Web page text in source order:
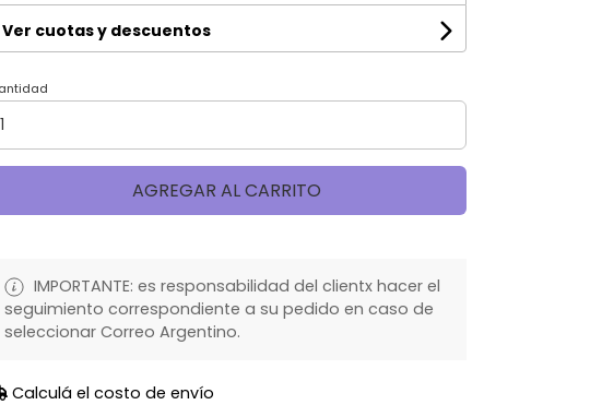
Ver cuotas y descuentos
AGREGAR AL CARRITO
IMPORTANTE: es responsabilidad del clientx hacer el
seguimiento correspondiente a su pedido en caso de
seleccionar Correo Argentino.
Calculá el costo de envío